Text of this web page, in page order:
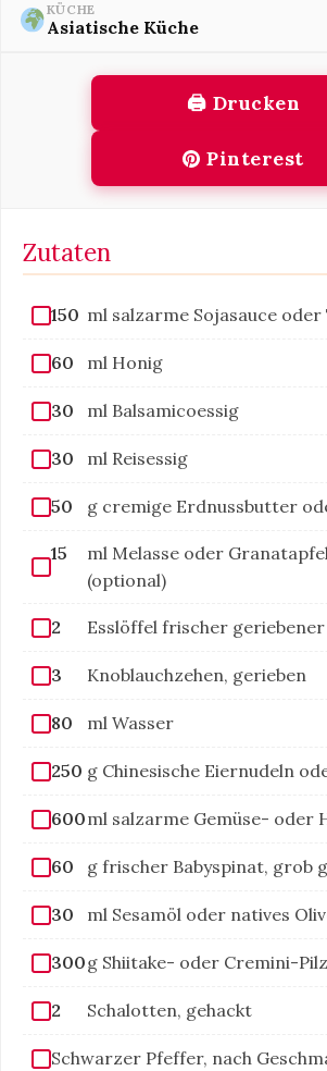
KÜCHE
Asiatische Küche
🖨 Drucken
Pinterest
Zutaten
150 ml salzarme Sojasauce
60 ml Honig
30 ml Balsamicoessig
30 ml Reisessig
50 g cremige Erdnussbutter
15
ml Melasse oder
(optional)
2 Esslöffel frischer
3 Knoblauchzehen, gerieben
80 ml Wasser
250 g Chinesische Eiernudeln
600ml salzarme Gemüse- oder
60 g frischer Babyspinat, grob
30 ml Sesamöl oder natives
300g Shiitake- oder Cremini-
2 Schalotten, gehackt
Schwarzer Pfeffer, nach